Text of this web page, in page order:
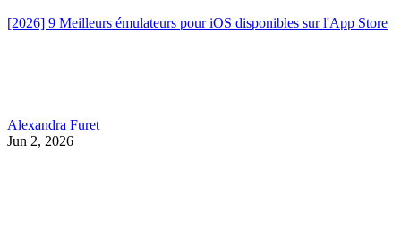
[2026] 9 Meilleurs émulateurs pour iOS disponibles sur l'App Store
Alexandra Furet
Jun 2, 2026